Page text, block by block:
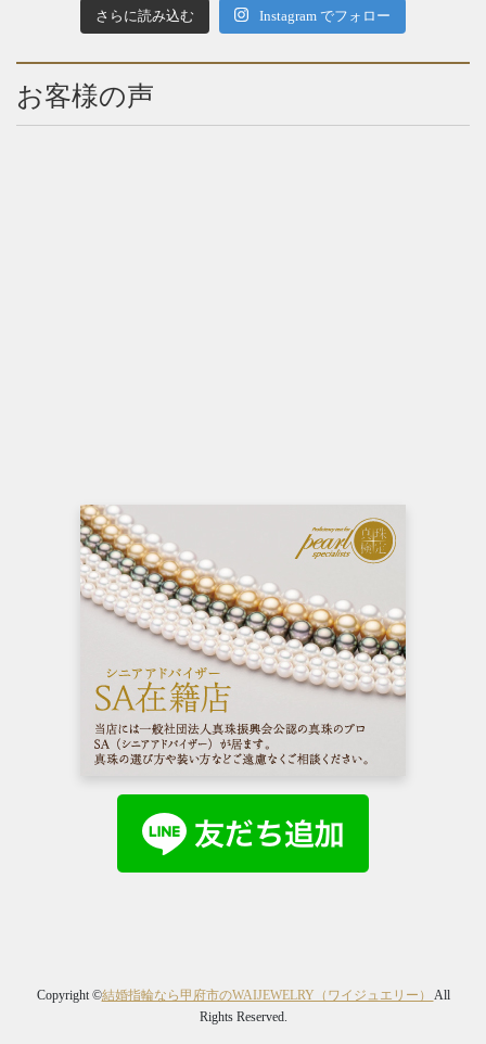
さらに読み込む Instagram でフォロー
お客様の声
Copyright ©結婚指輪なら甲府市のWAIJEWELRY（ワイジュエリー）
All
Rights Reserved.